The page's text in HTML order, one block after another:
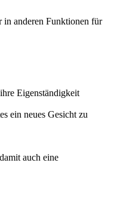
in anderen Funktionen für
Eigenständigkeit
ein neues Gesicht zu
auch eine